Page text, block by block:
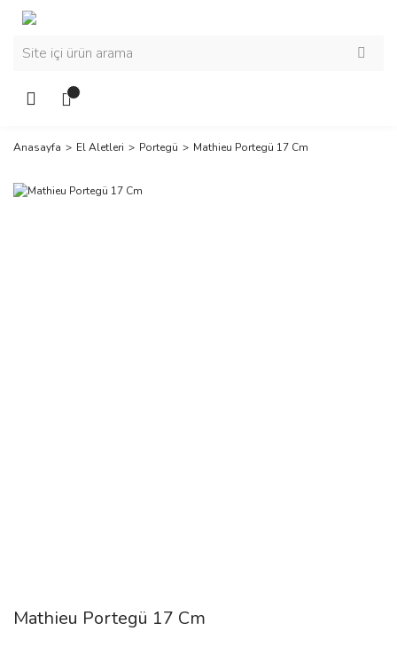
Anasayfa El Aletleri Portegü Mathieu Portegü 17 Cm
Mathieu Portegü 17 Cm